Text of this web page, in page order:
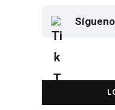
DESTACADA
Elton John
despedirse